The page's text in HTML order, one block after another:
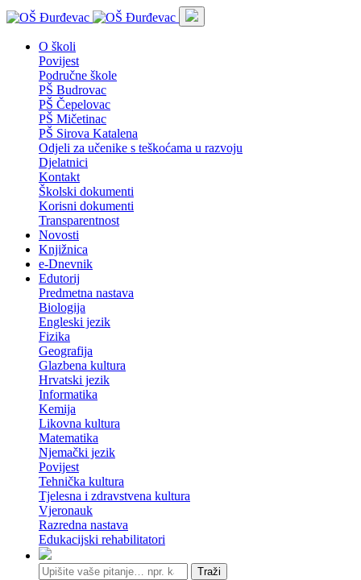
O školi
Povijest
Područne škole
PŠ Budrovac
PŠ Čepelovac
PŠ Mičetinac
PŠ Sirova Katalena
Odjeli za učenike s teškoćama u razvoju
Djelatnici
Kontakt
Školski dokumenti
Korisni dokumenti
Transparentnost
Novosti
Knjižnica
e-Dnevnik
Edutorij
Predmetna nastava
Biologija
Engleski jezik
Fizika
Geografija
Glazbena kultura
Hrvatski jezik
Informatika
Kemija
Likovna kultura
Matematika
Njemački jezik
Povijest
Tehnička kultura
Tjelesna i zdravstvena kultura
Vjeronauk
Razredna nastava
Edukacijski rehabilitatori
Traži